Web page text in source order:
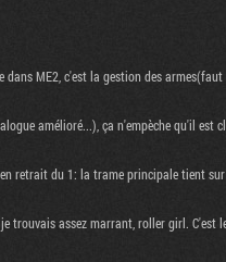
ME2, c'est la gestion des
amélioré...), ça n'empèche qu'il
retrait du 1: la trame principale tient
trouvais assez marrant, roller girl. C'est